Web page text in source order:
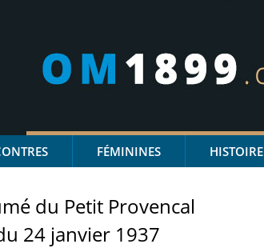
FÉMININES HISTOIRE
du Petit Provencal
24 janvier 1937